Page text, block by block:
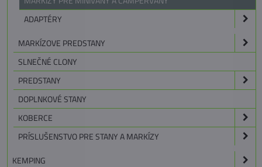
ADAPTÉRY
MARKÍZOVE PREDSTANY
SLNEČNÉ CLONY
PREDSTANY
DOPLNKOVÉ STANY
KOBERCE
PRÍSLUŠENSTVO PRE STANY A MARKÍZY
KEMPING